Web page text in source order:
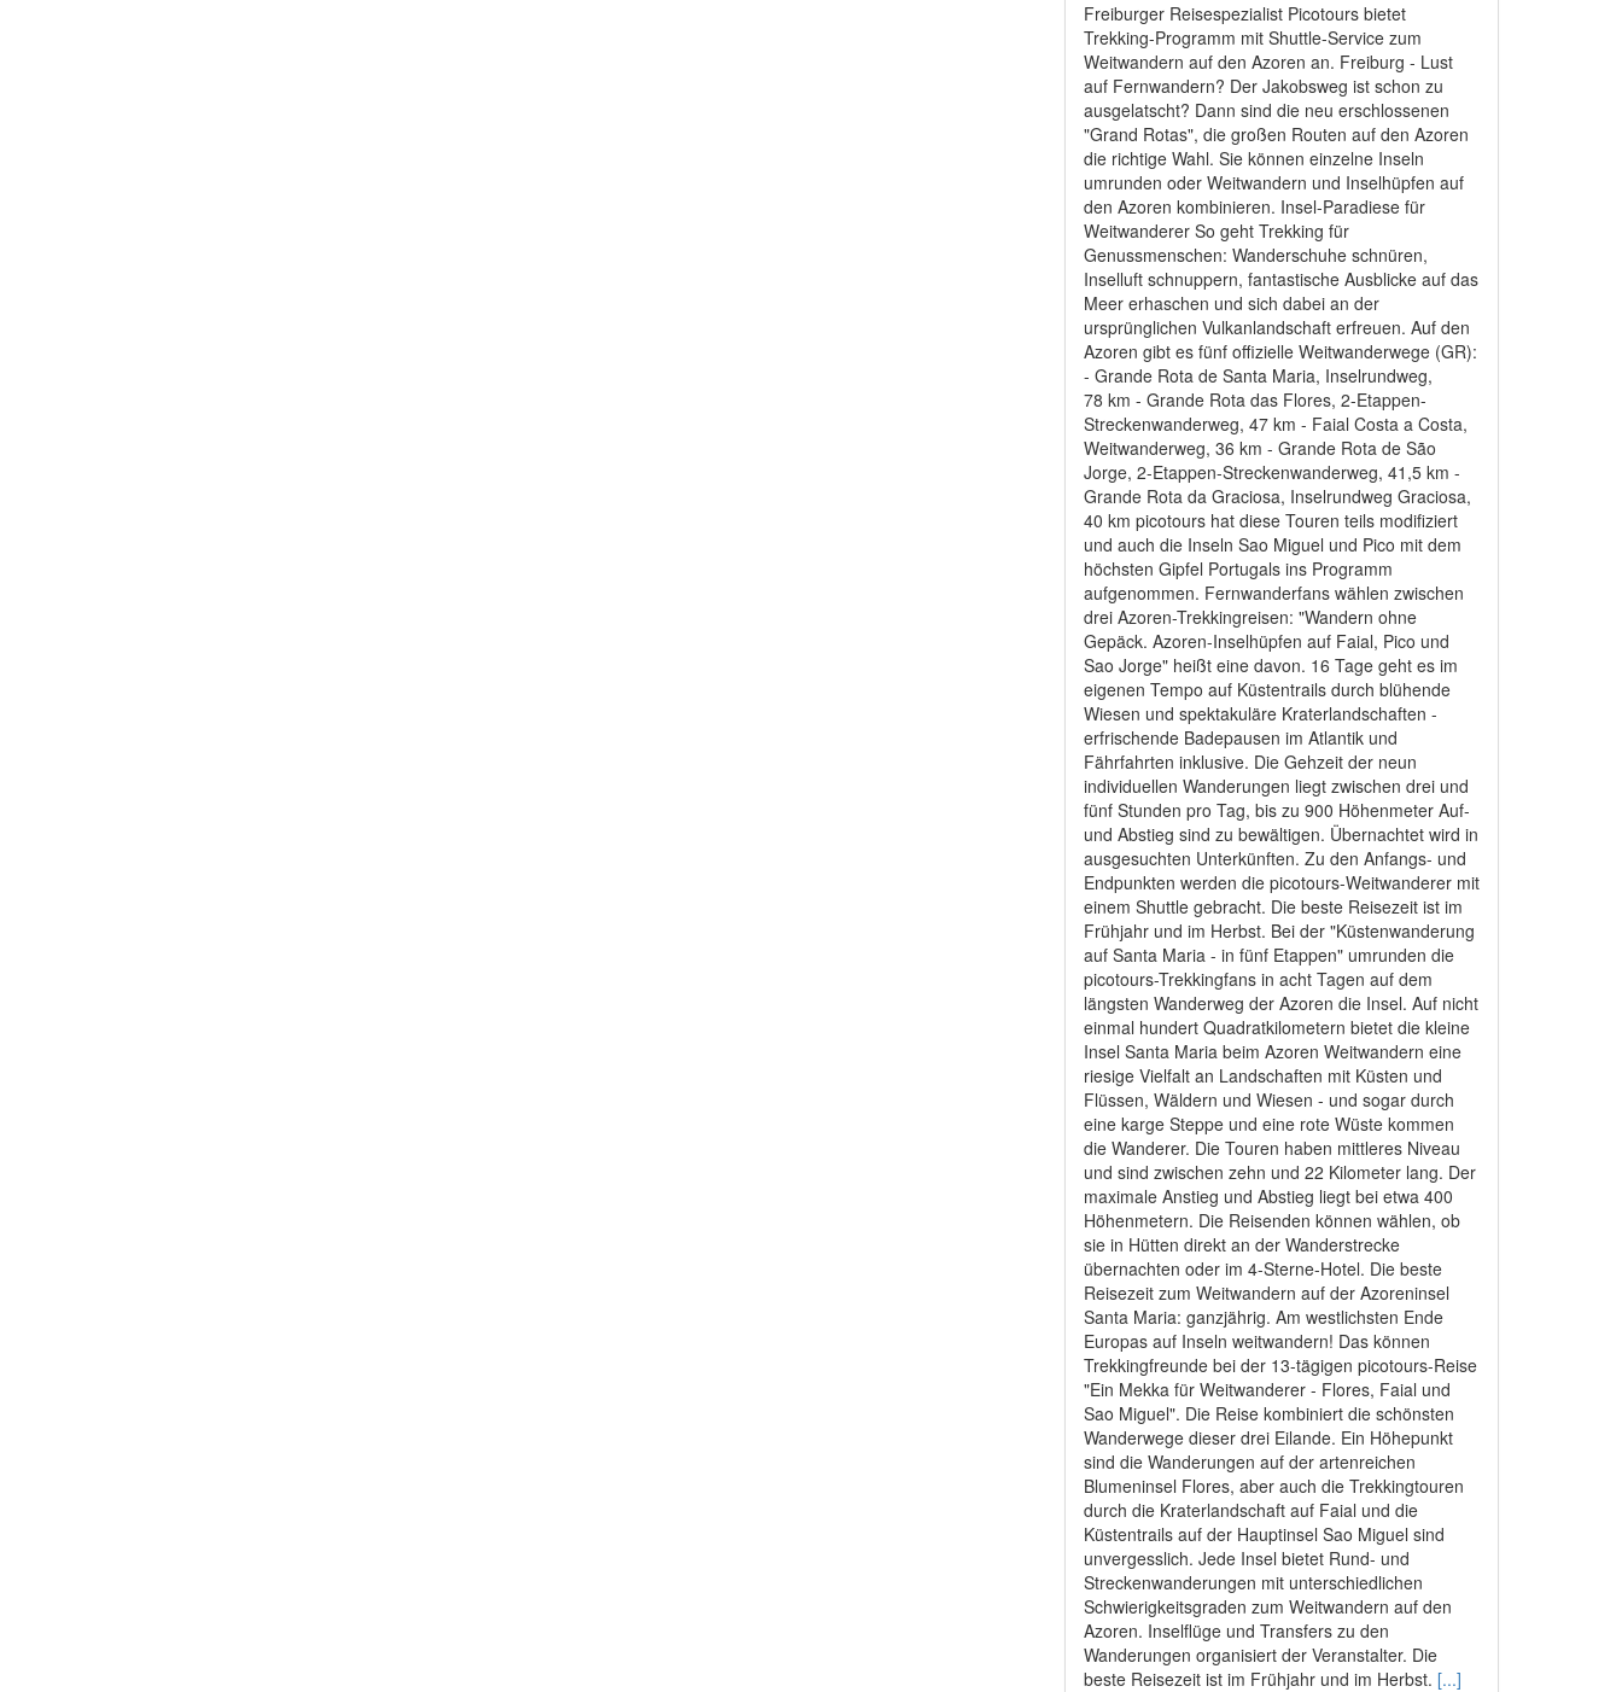
Freiburger Reisespezialist Picotours bietet
Trekking-Programm mit Shuttle-Service zum
Weitwandern auf den Azoren an. Freiburg - Lust
auf Fernwandern? Der Jakobsweg ist schon zu
ausgelatscht? Dann sind die neu erschlossenen
"Grand Rotas", die großen Routen auf den Azoren
die richtige Wahl. Sie können einzelne Inseln
umrunden oder Weitwandern und Inselhüpfen auf
den Azoren kombinieren. Insel-Paradiese für
Weitwanderer So geht Trekking für
Genussmenschen: Wanderschuhe schnüren,
Inselluft schnuppern, fantastische Ausblicke auf das
Meer erhaschen und sich dabei an der
ursprünglichen Vulkanlandschaft erfreuen. Auf den
Azoren gibt es fünf offizielle Weitwanderwege (GR):
- Grande Rota de Santa Maria, Inselrundweg,
78 km - Grande Rota das Flores, 2-Etappen-
Streckenwanderweg, 47 km - Faial Costa a Costa,
Weitwanderweg, 36 km - Grande Rota de São
Jorge, 2-Etappen-Streckenwanderweg, 41,5 km -
Grande Rota da Graciosa, Inselrundweg Graciosa,
40 km picotours hat diese Touren teils modifiziert
und auch die Inseln Sao Miguel und Pico mit dem
höchsten Gipfel Portugals ins Programm
aufgenommen. Fernwanderfans wählen zwischen
drei Azoren-Trekkingreisen: "Wandern ohne
Gepäck. Azoren-Inselhüpfen auf Faial, Pico und
Sao Jorge" heißt eine davon. 16 Tage geht es im
eigenen Tempo auf Küstentrails durch blühende
Wiesen und spektakuläre Kraterlandschaften -
erfrischende Badepausen im Atlantik und
Fährfahrten inklusive. Die Gehzeit der neun
individuellen Wanderungen liegt zwischen drei und
fünf Stunden pro Tag, bis zu 900 Höhenmeter Auf-
und Abstieg sind zu bewältigen. Übernachtet wird in
ausgesuchten Unterkünften. Zu den Anfangs- und
Endpunkten werden die picotours-Weitwanderer mit
einem Shuttle gebracht. Die beste Reisezeit ist im
Frühjahr und im Herbst. Bei der "Küstenwanderung
auf Santa Maria - in fünf Etappen" umrunden die
picotours-Trekkingfans in acht Tagen auf dem
längsten Wanderweg der Azoren die Insel. Auf nicht
einmal hundert Quadratkilometern bietet die kleine
Insel Santa Maria beim Azoren Weitwandern eine
riesige Vielfalt an Landschaften mit Küsten und
Flüssen, Wäldern und Wiesen - und sogar durch
eine karge Steppe und eine rote Wüste kommen
die Wanderer. Die Touren haben mittleres Niveau
und sind zwischen zehn und 22 Kilometer lang. Der
maximale Anstieg und Abstieg liegt bei etwa 400
Höhenmetern. Die Reisenden können wählen, ob
sie in Hütten direkt an der Wanderstrecke
übernachten oder im 4-Sterne-Hotel. Die beste
Reisezeit zum Weitwandern auf der Azoreninsel
Santa Maria: ganzjährig. Am westlichsten Ende
Europas auf Inseln weitwandern! Das können
Trekkingfreunde bei der 13-tägigen picotours-Reise
"Ein Mekka für Weitwanderer - Flores, Faial und
Sao Miguel". Die Reise kombiniert die schönsten
Wanderwege dieser drei Eilande. Ein Höhepunkt
sind die Wanderungen auf der artenreichen
Blumeninsel Flores, aber auch die Trekkingtouren
durch die Kraterlandschaft auf Faial und die
Küstentrails auf der Hauptinsel Sao Miguel sind
unvergesslich. Jede Insel bietet Rund- und
Streckenwanderungen mit unterschiedlichen
Schwierigkeitsgraden zum Weitwandern auf den
Azoren. Inselflüge und Transfers zu den
Wanderungen organisiert der Veranstalter. Die
beste Reisezeit ist im Frühjahr und im Herbst. [...]